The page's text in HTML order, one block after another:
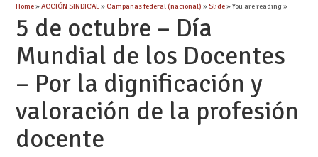
Home»ACCIÓN SINDICAL» Campañas federal (nacional) »Slide» You are reading »
5 de octubre – Día
Mundial de los Docentes
– Por la dignificación y
valoración de la profesión
docente